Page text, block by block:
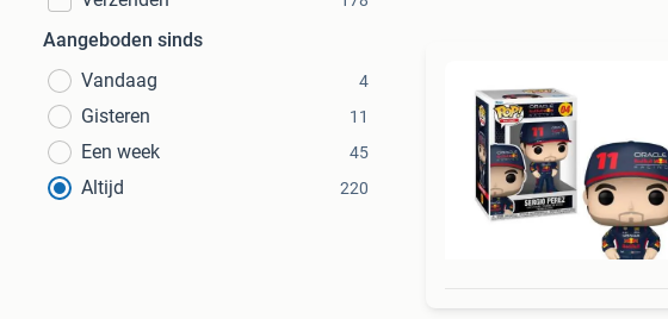
Aangeboden sinds
Vandaag
4
Gisteren 11
Een week 45
Altijd 220